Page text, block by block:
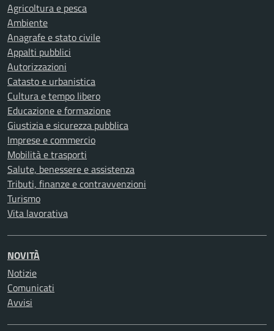
Agricoltura e pesca
Ambiente
Anagrafe e stato civile
Appalti pubblici
Autorizzazioni
Catasto e urbanistica
Cultura e tempo libero
Educazione e formazione
Giustizia e sicurezza pubblica
Imprese e commercio
Mobilità e trasporti
Salute, benessere e assistenza
Tributi, finanze e contravvenzioni
Turismo
Vita lavorativa
NOVITÀ
Notizie
Comunicati
Avvisi